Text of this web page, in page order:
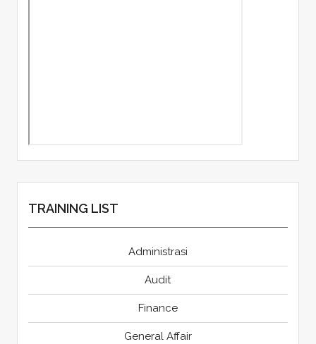
TRAINING LIST
Administrasi
Audit
Finance
General Affair